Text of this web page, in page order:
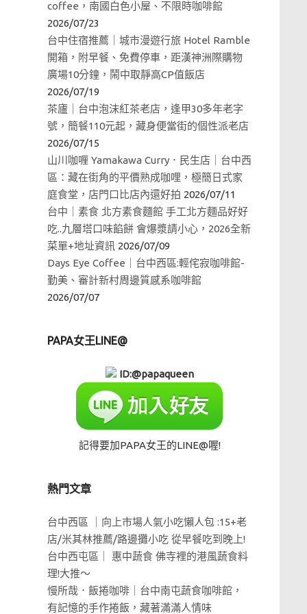
coffee，南國白色小屋、不限時咖啡館
2026/07/23
台中住宿推薦｜城市漫遊行旅 Hotel Ramble
開箱，附早餐、免費停車，距漢神洲際購物
廣場10分鐘，鬧中取靜高CP值飯店
2026/07/19
茶廬｜台中泡沫紅茶老店，逢甲30多年老字
號，簡餐110元起，藏身便當街的個性派老店
2026/07/15
山川咖喱 Yamakawa Curry．民生店｜台中西
區：藏在街角的平價熟成咖哩，極簡日式家
庭食堂，店門口比店內還好拍 2026/07/11
台中｜素食 北方素食麵館 手工北方麵品好好
吃..九層塔口味餡餅 會爆漿請小心，2026全新
菜單+地址資訊 2026/07/09
Days Eye Coffee｜台中西區:輕侘寂咖啡館-
勤美、審計新村周邊質感系咖啡館
2026/07/07
PAPA女王LINE@
ID:@papaqueen
記得要加PAPA女王的LINE@喔!
熱門文章
台中西區 ｜向上市場人氣小吃懶人包 :15+老
店/米其林推薦/路邊攤小吃 從早餐吃到晚上!
台中西屯區｜ 惠中蔬食 佛寺裡的港風蔬食料
理!大推～
慢所哉．飯捲咖啡｜台中南屯蔬食咖啡館，
有記憶的手作捲飯，藏著滿滿人情味